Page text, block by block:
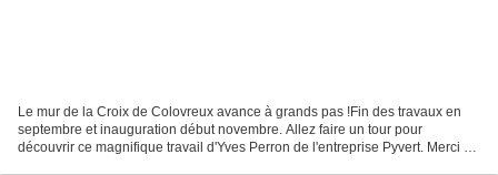
Le mur de la Croix de Colovreux avance à grands pas !Fin des travaux en
septembre et inauguration début novembre. Allez faire un tour pour
découvrir ce magnifique travail d'Yves Perron de l'entreprise Pyvert. Merci à